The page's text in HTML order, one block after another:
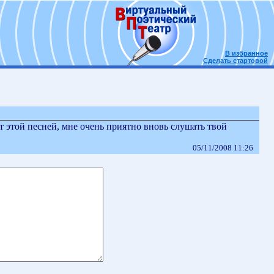
В избранное
Сделать стартовой
этой песней, мне очень приятно вновь слушать твой
05/11/2008 11:26